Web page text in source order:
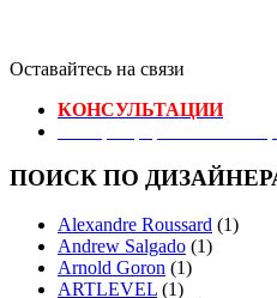
Оставайтесь на связи
КОНСУЛЬТАЦИИ
ПОИСК ПО
Alexandre Roussard (1)
Andrew Salgado (1)
Arnold Goron (1)
ARTLEVEL (1)